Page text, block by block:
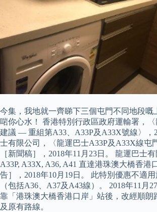
今集，我地就一齊睇下三個屯門不同地段嘅
啱你心水！ 香港特別行政區政府運輸署，
建議 — 重組第A33、A33P及A33X號線〉，
士有限公司，〈龍運巴士A33P及A33X線屯
［新聞稿］，2018年11月23日。 龍運巴士
A33P, A33X, A36, A41 直達港珠澳大橋香港
告］，2018年10月19日。 此特別優惠不適
（包括A36、A37及A43線）。 2018年11月
靠「港珠澳大橋香港口岸」站後，改經順朗
及原有路線。